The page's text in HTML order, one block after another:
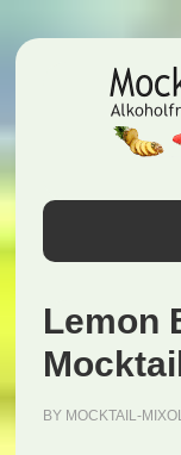
Hauptnavigation
Inhalt
Seitenspalte
Lemon
BY MOCKTAIL-